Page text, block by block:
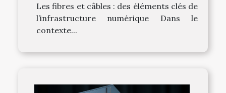
Les fibres et câbles : des éléments clés de
l’infrastructure numérique Dans le
contexte...